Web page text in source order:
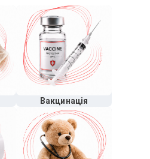
Вакцинація